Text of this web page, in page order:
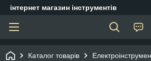
інтернет магазин інструментів
Каталог товарів